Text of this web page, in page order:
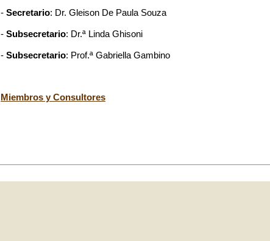
- Secretario: Dr. Gleison De Paula Souza
- Subsecretario: Dr.ª Linda Ghisoni
- Subsecretario: Prof.ª Gabriella Gambino
Miembros y Consultores